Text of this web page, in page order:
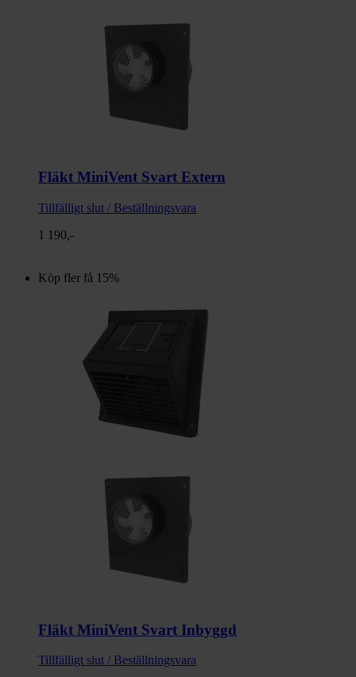
Fläkt MiniVent Svart Extern
Tillfälligt slut / Beställningsvara
1 190,-
Köp fler få 15%
Fläkt MiniVent Svart Inbyggd
Tillfälligt slut / Beställningsvara